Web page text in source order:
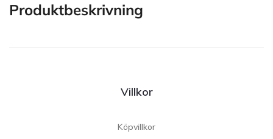
Produktbeskrivning
Villkor
Köpvillkor